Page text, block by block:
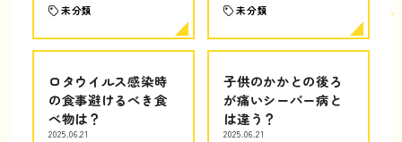
未分類 未分類
ロタウイルス感染時
の食事避けるべき食
べ物は？
2025.06.21
子供のかかとの後ろ
が痛いシーバー病と
は違う？
2025.06.21